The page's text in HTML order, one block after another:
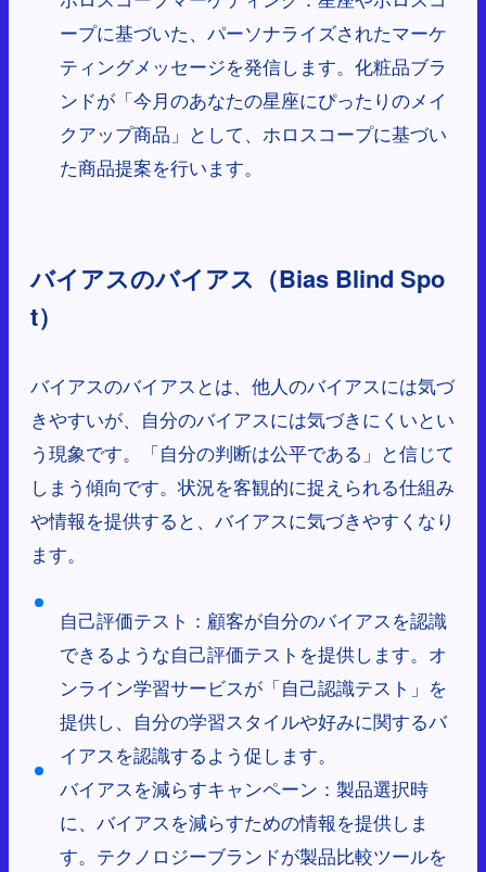
ープに基づいた、パーソナライズされたマーケ
ティングメッセージを発信します。化粧品ブラ
ンドが「今月のあなたの星座にぴったりのメイ
クアップ商品」として、ホロスコープに基づい
た商品提案を行います。
バイアスのバイアス（Bias Blind Spo
t）
バイアスのバイアスとは、他人のバイアスには気づ
きやすいが、自分のバイアスには気づきにくいとい
う現象です。「自分の判断は公平である」と信じて
しまう傾向です。状況を客観的に捉えられる仕組み
や情報を提供すると、バイアスに気づきやすくなり
ます。
自己評価テスト：顧客が自分のバイアスを認識
できるような自己評価テストを提供します。オ
ンライン学習サービスが「自己認識テスト」を
提供し、自分の学習スタイルや好みに関するバ
イアスを認識するよう促します。
バイアスを減らすキャンペーン：製品選択時
に、バイアスを減らすための情報を提供しま
す。テクノロジーブランドが製品比較ツールを